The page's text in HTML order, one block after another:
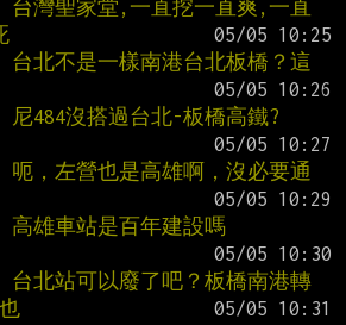
台灣聖家堂,一直挖一直爽,一直
台北不是一樣南港台北板橋？這
尼484沒搭過台北-板橋高鐵?
呃，左營也是高雄啊，沒必要通
高雄車站是百年建設嗎
台北站可以廢了吧？板橋南港轉